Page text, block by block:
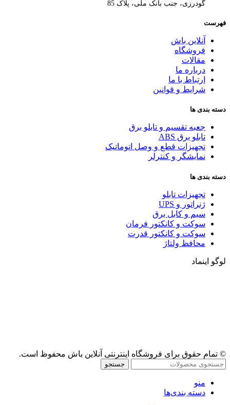
گودرزی، جنب بانک ملی، پلاک 85
فهرست
آنلاین باش
فروشگاه
مقالات
درباره ما
ارتباط با ما
شرایط و قوانین
دسته بندی ها
جعبه تقسیم و تابلو برق
تابلو برق ABS
تجهیزات قطع و وصل اتوماتیک
نمایشگر و کنترلر
دسته بندی ها
تجهیزات تابلو
ژنراتور و UPS
سیم و کابل برق
سوکت و کانکتور فرمان
سوکت و کانکتور قدرت
محافظ ولتاژ
لوگو اینماد
© تمام حقوق برای فروشگاه اینترنتی آنلاین باش محفوظ است.
جستجو
منو
دسته بندی‌ها